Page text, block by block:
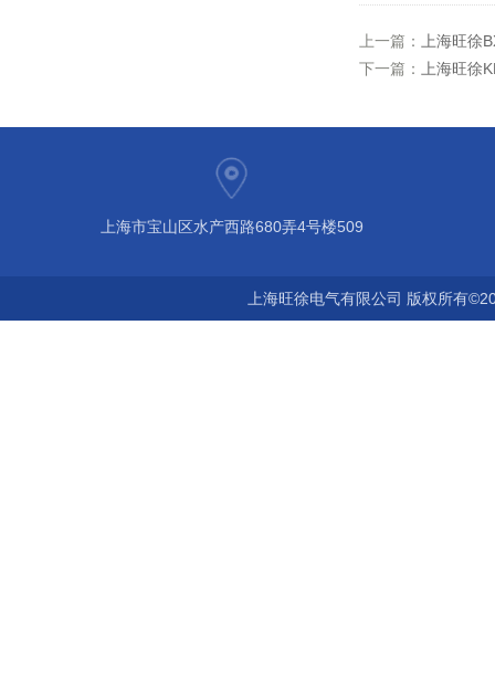
上一篇：
上海旺徐
下一篇：
上海旺徐
上海市宝山区水产西路680弄4号楼509
上海旺徐电气有限公司 版权所有